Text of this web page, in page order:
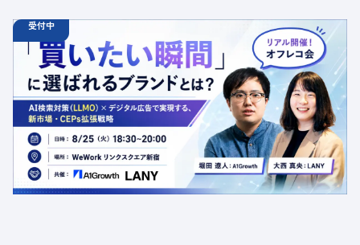
受付中
オフラインイベント 18:30 - 20:00
【オフラインイベント】「買いたい瞬間」に選ばれるブラ
ンドとは？AI検索対策（LLMO）×デジタル広告で実現す
る、新市場・CEPs拡張戦略
定員数：50名
金額：無料
場所：東京都渋谷区千駄ヶ谷5-27-5 リンクスクエア新宿16F
WeWork内 最寄り：新宿駅・代々木駅・新宿三丁目駅
交流会 共催 AI LLMO デジタルマーケティング トレンド 採用イベント 広告